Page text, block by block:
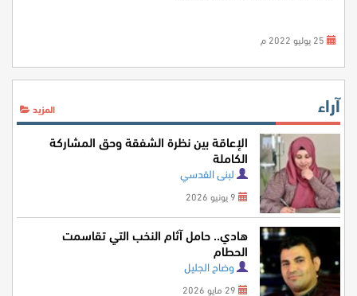
آراء المزيد
الإعاقة بين نظرة الشفقة وحق المشاركة
الكاملة
لبنى القدسي
هادي.. حامل آثام النخب التي تقاسمت
الحطام
وضاح الجليل